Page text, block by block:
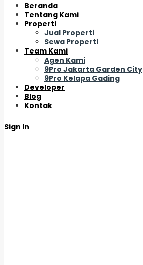
Beranda
Tentang Kami
Properti
Jual Properti
Sewa Properti
Team Kami
Agen Kami
9Pro Jakarta Garden City
9Pro Kelapa Gading
Developer
Blog
Kontak
Sign In